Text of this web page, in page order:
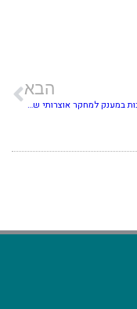
הבא
הוכרזו הזוכות במענק למחקר אוצרותי של בית לאמנות ישראלית 2023